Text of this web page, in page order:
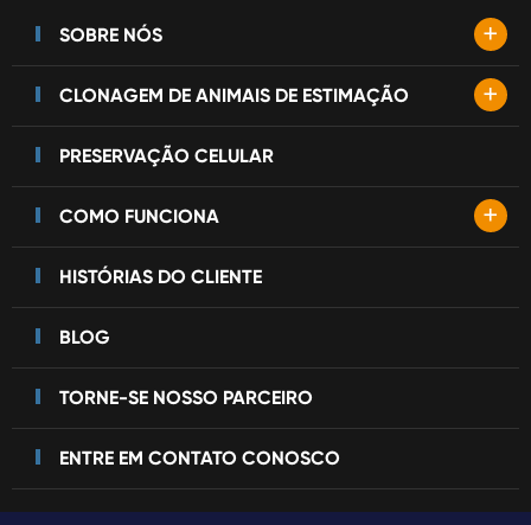
SOBRE NÓS +
CLONAGEM DE ANIMAIS DE ESTIMAÇÃO +
PRESERVAÇÃO CELULAR
COMO FUNCIONA +
HISTÓRIAS DO CLIENTE
BLOG
TORNE-SE NOSSO PARCEIRO
ENTRE EM CONTATO CONOSCO